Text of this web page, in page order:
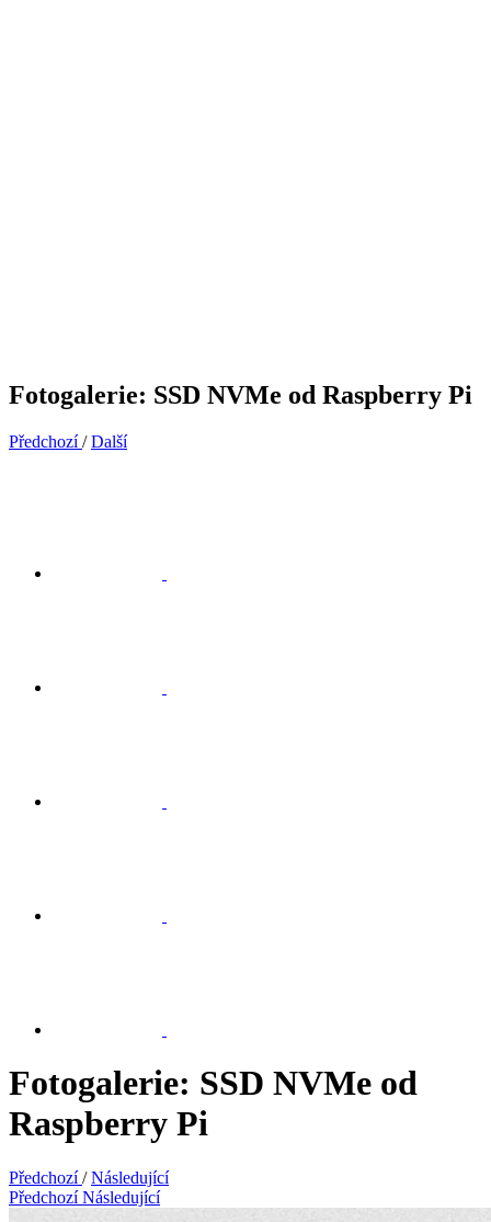
Fotogalerie: SSD NVMe od Raspberry Pi
Předchozí / Další
Fotogalerie: SSD NVMe od
Raspberry Pi
Předchozí / Následující
Předchozí Následující